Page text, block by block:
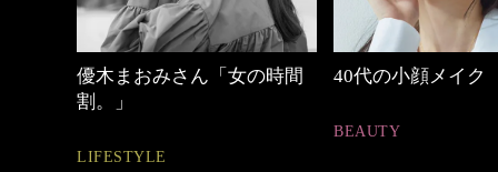
優木まおみさん「女の時間
割。」
LIFESTYLE
40代の小顔メイク
BEAUTY